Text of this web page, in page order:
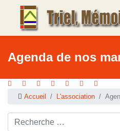
Agenda de nos
Accueil L'association
Rechercher ...